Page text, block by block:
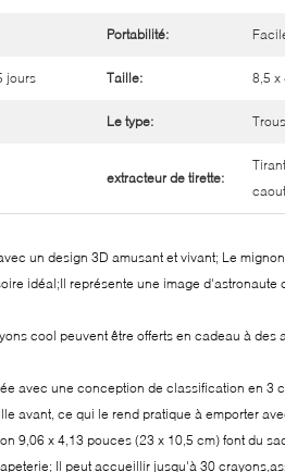
Portabilité:
jours Taille: 8,5 x
Le type:
extracteur de tirette:
un design 3D amusant et vivant; Le
idéal;Il représente une image d'astronaute
cool peuvent être offerts en cadeau à des
avec une conception de classification en 3
avant, ce qui le rend pratique à emporter
9,06 x 4,13 pouces (23 x 10,5 cm) font du
Il peut accueillir jusqu'à 30